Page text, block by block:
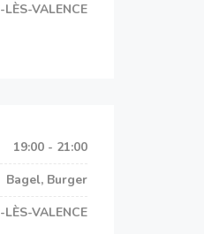
VALENCE
19:00 - 21:00
Bagel, Burger
VALENCE